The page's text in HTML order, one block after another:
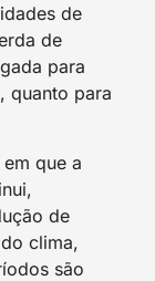
de
de
para
quanto para
que a
de
clima,
são